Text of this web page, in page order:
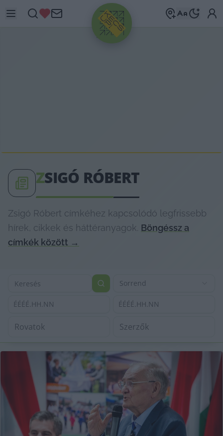
HIRDETÉS
ZSIGÓ RÓBERT
Zsigó Róbert címkéhez kapcsolódó legfrissebb
hírek, cikkek és háttéranyagok. Böngéssz a
címkék között →
Sorrend
ÉÉÉÉ.HH.NN ÉÉÉÉ.HH.NN